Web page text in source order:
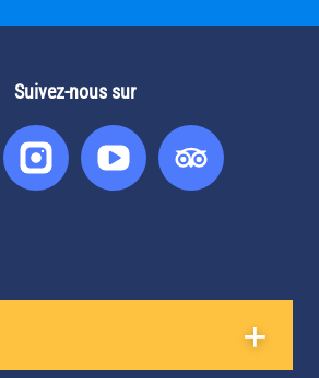
Suivez-nous sur
FacebookInstagram
You
Tube